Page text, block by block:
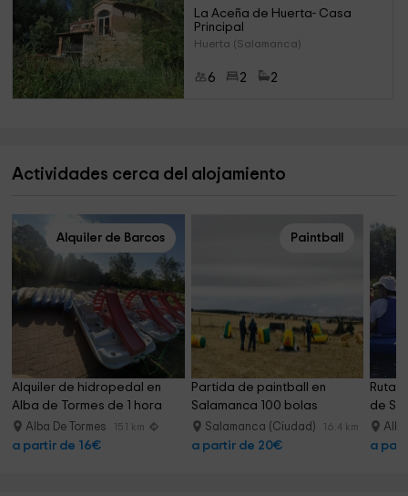
La Aceña de Huerta- Casa
Principal
Huerta (Salamanca)
6 2 2
Actividades cerca del alojamiento
Alquiler de Barcos
Alquiler de hidropedal en
Alba de Tormes de 1 hora
Alba De Tormes 15.1 km
a partir de 16€
Paintball
Partida de paintball en
Salamanca 100 bolas
Salamanca (Ciudad) 16.4 km
a partir de 20€
Ruta
de
a